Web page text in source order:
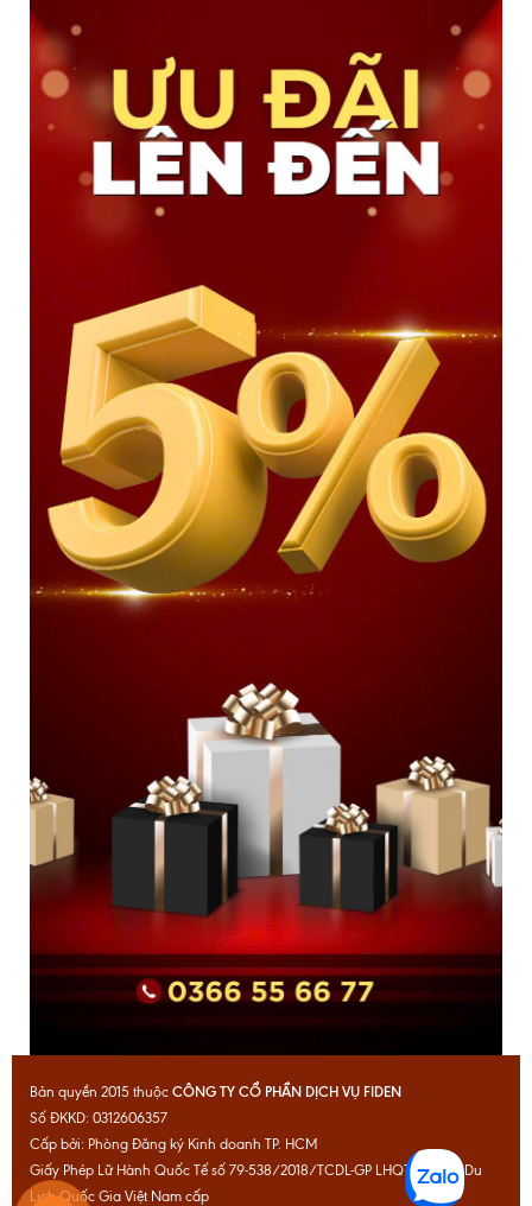
Bản quyền 2015 thuộc CÔNG TY CỔ PHẦN DỊCH VỤ FIDEN
Số ĐKKD: 0312606357
Cấp bởi: Phòng Đăng ký Kinh doanh TP. HCM
Giấy Phép Lữ Hành Quốc Tế số 79-538/2018/TCDL-GP LHQT do Cục Du
Lịch Quốc Gia Việt Nam cấp